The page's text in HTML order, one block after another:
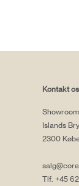
Kontakt os
Islands
2300
Tlf. +45